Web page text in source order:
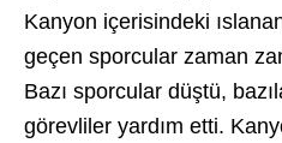
Kanyon içerisindeki
geçen sporcular zaman
Bazı sporcular düştü,
görevliler yardım etti.